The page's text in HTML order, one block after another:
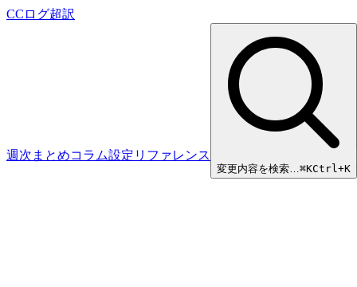
CCログ超訳
週次まとめコラム設定リファレンス
変更内容を検索…⌘KCtrl+K